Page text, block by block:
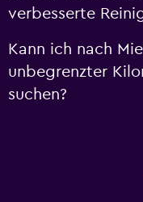
verbesserte
Kann ich nach
unbegrenzter
suchen?